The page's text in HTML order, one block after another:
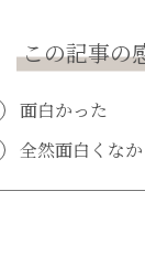
この記事の
面白かった
全然面白くな